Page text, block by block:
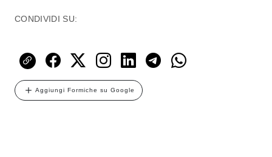
CONDIVIDI SU:
Aggiungi Formiche su Google